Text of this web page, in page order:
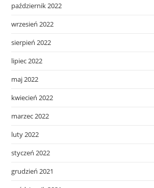
październik 2022
wrzesień 2022
sierpień 2022
lipiec 2022
maj 2022
kwiecień 2022
marzec 2022
luty 2022
styczeń 2022
grudzień 2021